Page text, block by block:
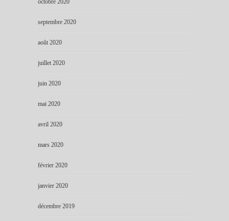
octobre 2020
septembre 2020
août 2020
juillet 2020
juin 2020
mai 2020
avril 2020
mars 2020
février 2020
janvier 2020
décembre 2019